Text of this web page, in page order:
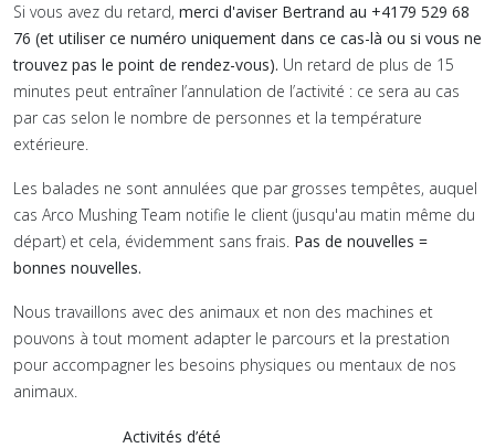
Si vous avez du retard, merci d'aviser Bertrand au +4179 529 68
76 (et utiliser ce numéro uniquement dans ce cas-là ou si vous ne
trouvez pas le point de rendez-vous). Un retard de plus de 15
minutes peut entraîner l’annulation de l’activité : ce sera au cas
par cas selon le nombre de personnes et la température
extérieure.
Les balades ne sont annulées que par grosses tempêtes, auquel
cas Arco Mushing Team notifie le client (jusqu'au matin même du
départ) et cela, évidemment sans frais. Pas de nouvelles =
bonnes nouvelles.
Nous travaillons avec des animaux et non des machines et
pouvons à tout moment adapter le parcours et la prestation
pour accompagner les besoins physiques ou mentaux de nos
animaux.
Activités d’été